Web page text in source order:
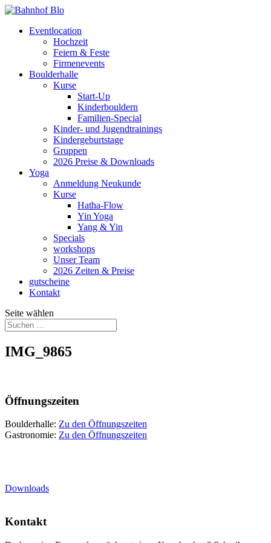
Eventlocation
Hochzeit
Feiern & Feste
Firmenevents
Boulderhalle
Kurse
Start-Up
Kinderbouldern
Familien-Special
Kinder- und Jugendtrainings
Kindergeburtstage
Gruppen
2026 Preise & Downloads
Yoga
Anmeldung Neukunde
Kurse
Hatha-Flow
Yin Yoga
Yang & Yin
Specials
workshops
Unser Team
2026 Zeiten & Preise
gutscheine
Kontakt
Seite wählen
IMG_9865
Öffnungszeiten
Boulderhalle: Zu den Öffnungszeiten
Gastronomie: Zu den Öffnungszeiten
Downloads
Kontakt